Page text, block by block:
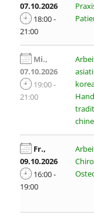
07.10.2026
18:00 -
21:00
Mi.,
07.10.2026
19:00 -
21:00
Fr.,
09.10.2026
16:00 -
19:00